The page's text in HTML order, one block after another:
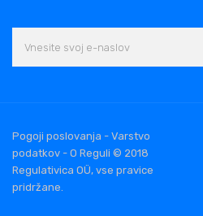
Pogoji poslovanja - Varstvo
podatkov - O Reguli © 2018
Regulativica OÜ, vse pravice
pridržane.